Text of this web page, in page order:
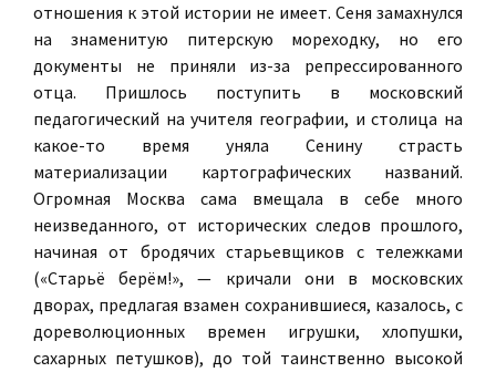
отношения к этой истории не имеет. Сеня замахнулся
на знаменитую питерскую мореходку, но его
документы не приняли из-за репрессированного
отца. Пришлось поступить в московский
педагогический на учителя географии, и столица на
какое-то время уняла Сенину страсть
материализации картографических названий.
Огромная Москва сама вмещала в себе много
неизведанного, от исторических следов прошлого,
начиная от бродячих старьевщиков с тележками
(«Старьё берём!», — кричали они в московских
дворах, предлагая взамен сохранившиеся, казалось, с
дореволюционных времен игрушки, хлопушки,
сахарных петушков), до той таинственно высокой